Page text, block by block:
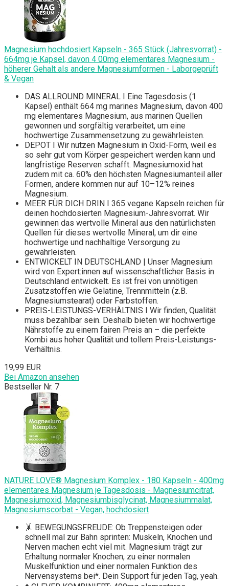
Magnesium hochdosiert Kapseln - 365 Stück (Jahresvorrat) -
664mg je Kapsel, davon 4 00mg elementares Magnesium -
höherer Gehalt als andere Magnesiumformen - Laborgeprüft
& Vegan
DAS ALLROUND MINERAL I Eine Tagesdosis (1
Kapsel) enthält 664 mg marines Magnesium, davon 400
mg elementares Magnesium, aus marinen Quellen
gewonnen und sorgfältig verarbeitet, um eine
hochwertige Zusammensetzung zu gewährleisten.
DEPOT I Wir nutzen Magnesium in Oxid-Form, weil es
so sehr gut vom Körper gespeichert werden kann und
langfristige Reserven schafft. Magnesiumoxid hat
zudem mit ca. 60% den höchsten Magnesiumanteil aller
Formen, andere kommen nur auf 10–12% reines
Magnesium.
MEER FÜR DICH DRIN I 365 vegane Kapseln reichen für
deinen hochdosierten Magnesium-Jahresvorrat. Wir
gewinnen das wertvolle Mineral aus den natürlichsten
Quellen für dieses wertvolle Mineral, um dir eine
hochwertige und nachhaltige Versorgung zu
gewährleisten.
ENTWICKELT IN DEUTSCHLAND | Unser Magnesium
wird von Expert:innen auf wissenschaftlicher Basis in
Deutschland entwickelt. Es ist frei von unnötigen
Zusatzstoffen wie Gelatine, Trennmitteln (z.B.
Magnesiumstearat) oder Farbstoffen.
PREIS-LEISTUNGS-VERHÄLTNIS I Wir finden, Qualität
muss bezahlbar sein. Deshalb bieten wir hochwertige
Nährstoffe zu einem fairen Preis an – die perfekte
Kombi aus hoher Qualität und tollem Preis-Leistungs-
Verhältnis.
19,99 EUR
Bei Amazon ansehen
Bestseller Nr. 7
NATURE LOVE® Magnesium Komplex - 180 Kapseln - 400mg
elementares Magnesium je Tagesdosis - Magnesiumcitrat,
Magnesiumoxid, Magnesiumbisglycinat, Magnesiummalat,
Magnesiumscorbat - Vegan, hochdosiert
🤸 BEWEGUNGSFREUDE: Ob Treppensteigen oder
schnell mal zur Bahn sprinten: Muskeln, Knochen und
Nerven machen echt viel mit. Magnesium trägt zur
Erhaltung normaler Knochen, zu einer normalen
Muskelfunktion und einer normalen Funktion des
Nervensystems bei*. Dein Support für jeden Tag, yeah.